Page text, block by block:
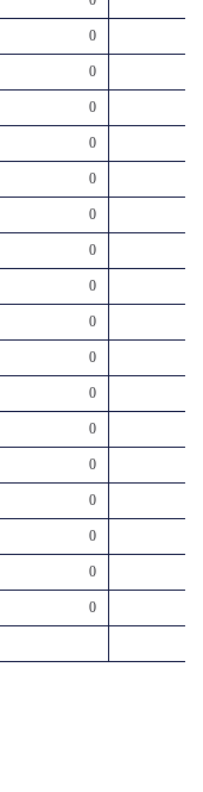
0
0
0
0
0
0
0
0
0
0
0
0
0
0
0
0
0